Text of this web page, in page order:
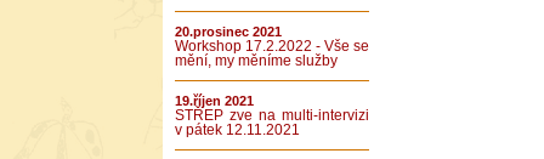
20.prosinec 2021
Workshop 17.2.2022 - Vše se
mění, my měníme služby
19.říjen 2021
STŘEP zve na multi-intervizi
v pátek 12.11.2021